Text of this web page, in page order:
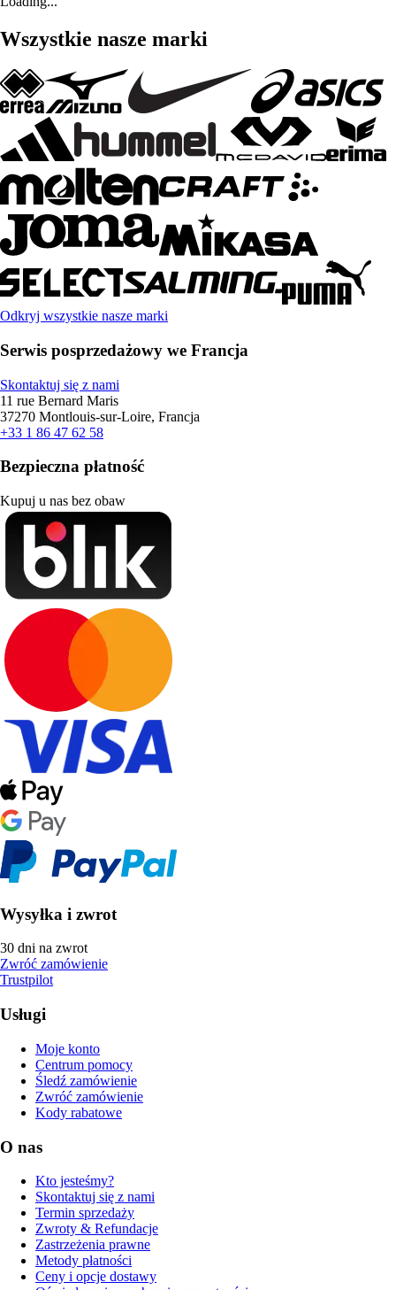
Wszystkie nasze marki
Odkryj wszystkie nasze marki
Serwis posprzedażowy we Francja
Skontaktuj się z nami
11 rue Bernard Maris
37270 Montlouis-sur-Loire, Francja
+33 1 86 47 62 58
Bezpieczna płatność
Kupuj u nas bez obaw
Wysyłka i zwrot
30 dni na zwrot
Zwróć zamówienie
Trustpilot
Usługi
Moje konto
Centrum pomocy
Śledź zamówienie
Zwróć zamówienie
Kody rabatowe
O nas
Kto jesteśmy?
Skontaktuj się z nami
Termin sprzedaży
Zwroty & Refundacje
Zastrzeżenia prawne
Metody płatności
Ceny i opcje dostawy